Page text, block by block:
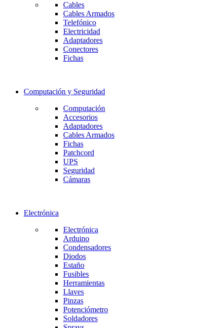
Cables
Cables Armados
Telefónico
Electricidad
Adaptadores
Conectores
Fichas
Computación y Seguridad
Computación
Accesorios
Adaptadores
Cables Armados
Fichas
Patchcord
UPS
Seguridad
Cámaras
Electrónica
Electrónica
Arduino
Condensadores
Diodos
Estaño
Fusibles
Herramientas
Llaves
Pinzas
Potenciómetro
Soldadores